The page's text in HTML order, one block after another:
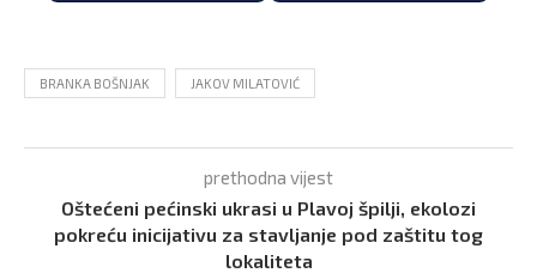
BRANKA BOŠNJAK JAKOV MILATOVIĆ
prethodna vijest
Oštećeni pećinski ukrasi u Plavoj špilji, ekolozi
pokreću inicijativu za stavljanje pod zaštitu tog
lokaliteta